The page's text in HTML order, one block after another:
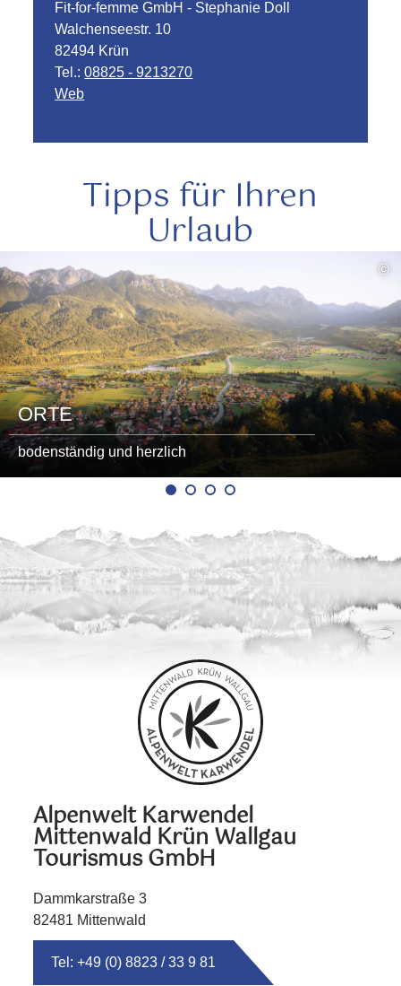
Fit-for-femme GmbH - Stephanie Doll
Walchenseestr. 10
82494 Krün
Tel.:08825 - 9213270
Web
Tipps für Ihren
Urlaub
©
ORTE
bodenständig und herzlich
Alpenwelt Karwendel
Mittenwald Krün Wallgau
Tourismus GmbH
Dammkarstraße 3
82481 Mittenwald
Tel: +49 (0) 8823 / 33 9 81